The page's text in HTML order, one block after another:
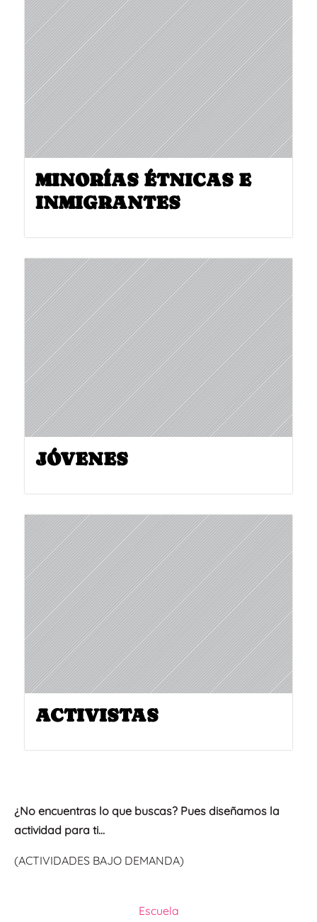
MINORÍAS ÉTNICAS E
INMIGRANTES
JÓVENES
ACTIVISTAS
¿No encuentras lo que buscas? Pues diseñamos la
actividad para ti…
(ACTIVIDADES BAJO DEMANDA)
Escuela